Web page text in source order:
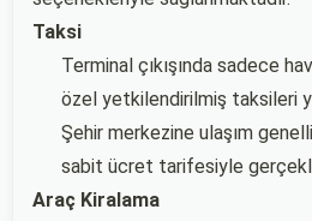
Taksi
Terminal çıkışında sadece
özel yetkilendirilmiş taksileri
Şehir merkezine ulaşım
sabit ücret tarifesiyle
Araç Kiralama